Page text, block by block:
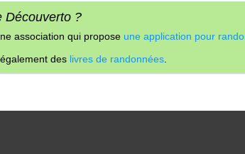
Découverto ?
association qui propose une application pour
des livres de randonnées